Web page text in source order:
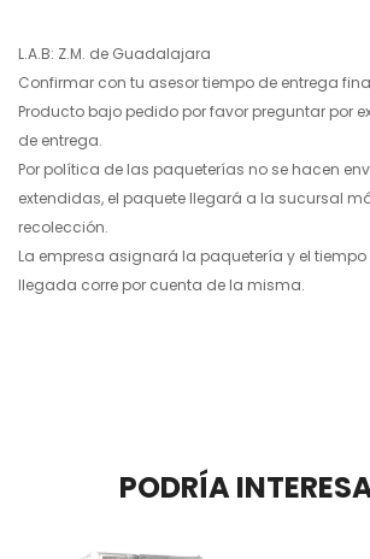
L.A.B: Z.M. de Guadalajara
Confirmar con tu asesor tiempo de entrega
Producto bajo pedido por favor preguntar por
de entrega.
Por política de las paqueterías no se hacen
extendidas, el paquete llegará a la sucursal
recolección.
La empresa asignará la paquetería y el
llegada corre por cuenta de la misma.
PODRÍA